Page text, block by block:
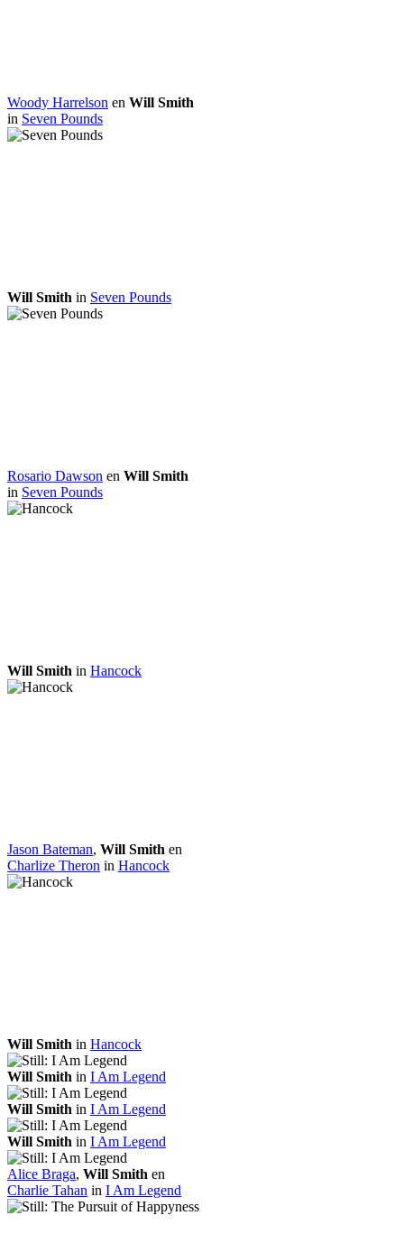
Woody Harrelson en Will Smith
in Seven Pounds
Will Smith in Seven Pounds
Rosario Dawson en Will Smith
in Seven Pounds
Will Smith in Hancock
Jason Bateman, Will Smith en
Charlize Theron in Hancock
Will Smith in Hancock
Will Smith in I Am Legend
Will Smith in I Am Legend
Will Smith in I Am Legend
Alice Braga, Will Smith en
Charlie Tahan in I Am Legend